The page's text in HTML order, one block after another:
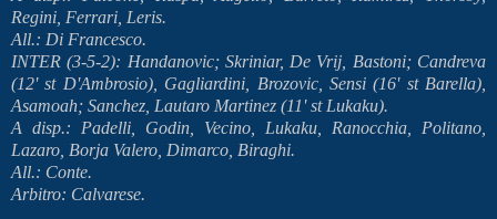
Regini, Ferrari, Leris.
All.: Di Francesco.
INTER (3-5-2): Handanovic; Skriniar, De Vrij, Bastoni; Candreva
(12' st D'Ambrosio), Gagliardini, Brozovic, Sensi (16' st Barella),
Asamoah; Sanchez, Lautaro Martinez (11' st Lukaku).
A disp.: Padelli, Godin, Vecino, Lukaku, Ranocchia, Politano,
Lazaro, Borja Valero, Dimarco, Biraghi.
All.: Conte.
Arbitro: Calvarese.